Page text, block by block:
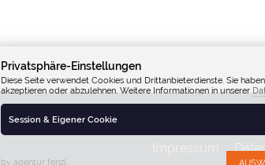
Privatsphäre-Einstellungen
Diese Seite verwendet Cookies und Drittanbieterdienste. Sie
akzeptieren oder abzulehnen. Weitere Informationen in unserer
Session & Eigener Cookie
by agentur fenzl